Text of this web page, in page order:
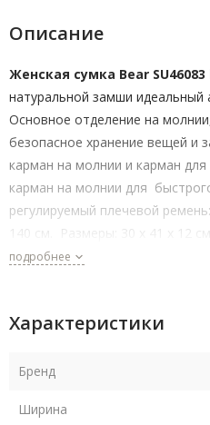
Описание
Женская сумка Bear
натуральной замши идеальный
Основное отделение на
безопасное хранение вещей и
карман на молнии и карман
карман на молнии для
регулируемый плечевой
140 см. Размеры: 30 x 41 x 12 см
незаменимым помощником в
подробнее
Характеристики
Бренд
Ширина